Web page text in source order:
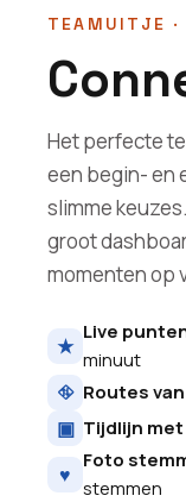
TEAMUITJE ·
Het perfecte
een begin- en
slimme
groot
momenten op
★
Live
minuut
⛗ Routes
▣ Tijdlijn
♥
Foto
stemmen